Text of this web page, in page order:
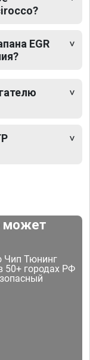
EGR
может
Чип Тюнинг
50+ городах РФ